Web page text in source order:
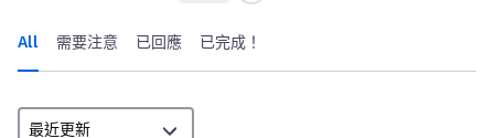
All 需要注意 已回應 已完成！